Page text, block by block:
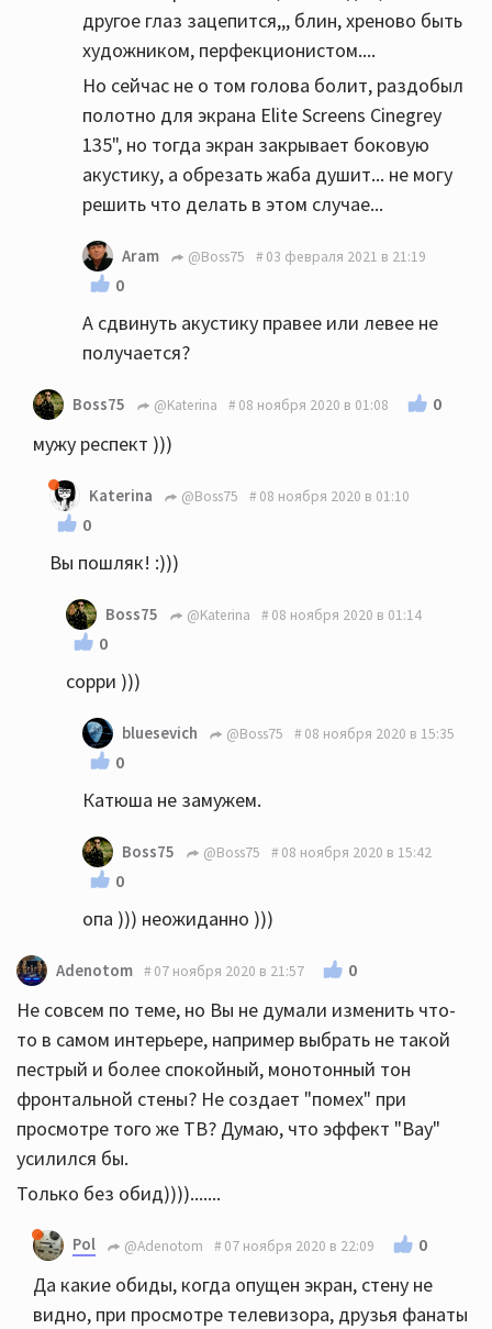
другое глаз зацепится,,, блин, хреново быть
художником, перфекционистом....
Но сейчас не о том голова болит, раздобыл
полотно для экрана Elite Screens Cinegrey
135", но тогда экран закрывает боковую
акустику, а обрезать жаба душит... не могу
решить что делать в этом случае...
Aram @Boss75 03 февраля 2021 в 21:19
0
А сдвинуть акустику правее или левее не
получается?
Boss75 @Katerina 08 ноября 2020 в 01:08 0
мужу респект )))
Katerina @Boss75 08 ноября 2020 в 01:10
0
Вы пошляк! :)))
Boss75 @Katerina 08 ноября 2020 в 01:14
0
сорри )))
bluesevich @Boss75 08 ноября 2020 в 15:35
0
Катюша не замужем.
Boss75 @Boss75 08 ноября 2020 в 15:42
0
опа ))) неожиданно )))
Adenotom 07 ноября 2020 в 21:57 0
Не совсем по теме, но Вы не думали изменить что-
то в самом интерьере, например выбрать не такой
пестрый и более спокойный, монотонный тон
фронтальной стены? Не создает "помех" при
просмотре того же ТВ? Думаю, что эффект "Вау"
усилился бы.
Только без обид)))).......
Pol @Adenotom 07 ноября 2020 в 22:09 0
Да какие обиды, когда опущен экран, стену не
видно, при просмотре телевизора, друзья фанаты